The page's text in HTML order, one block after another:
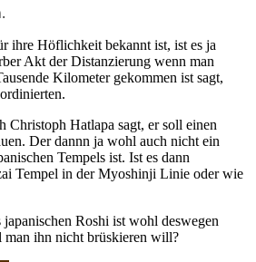
ihre Höflichkeit bekannt ist, ist es ja
Akt der Distanzierung wenn man
Kilometer gekommen ist sagt,
Christoph Hatlapa sagt, er soll einen
Der dannn ja wohl auch nicht ein
Tempels ist. Ist es dann
Tempel in der Myoshinji Linie oder wie
Roshi ist wohl deswegen
man ihn nicht brüskieren will?